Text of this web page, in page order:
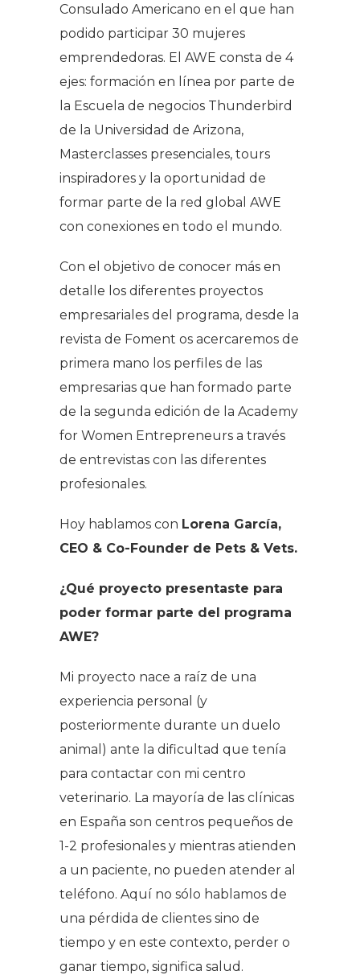
Consulado Americano en el que han
podido participar 30 mujeres
emprendedoras. El AWE consta de 4
ejes: formación en línea por parte de
la Escuela de negocios Thunderbird
de la Universidad de Arizona,
Masterclasses presenciales, tours
inspiradores y la oportunidad de
formar parte de la red global AWE
con conexiones en todo el mundo.
Con el objetivo de conocer más en
detalle los diferentes proyectos
empresariales del programa, desde la
revista de Foment os acercaremos de
primera mano los perfiles de las
empresarias que han formado parte
de la segunda edición de la Academy
for Women Entrepreneurs a través
de entrevistas con las diferentes
profesionales.
Hoy hablamos con Lorena García,
CEO & Co-Founder de Pets & Vets.
¿Qué proyecto presentaste para
poder formar parte del programa
AWE?
Mi proyecto nace a raíz de una
experiencia personal (y
posteriormente durante un duelo
animal) ante la dificultad que tenía
para contactar con mi centro
veterinario. La mayoría de las clínicas
en España son centros pequeños de
1-2 profesionales y mientras atienden
a un paciente, no pueden atender al
teléfono. Aquí no sólo hablamos de
una pérdida de clientes sino de
tiempo y en este contexto, perder o
ganar tiempo, significa salud.